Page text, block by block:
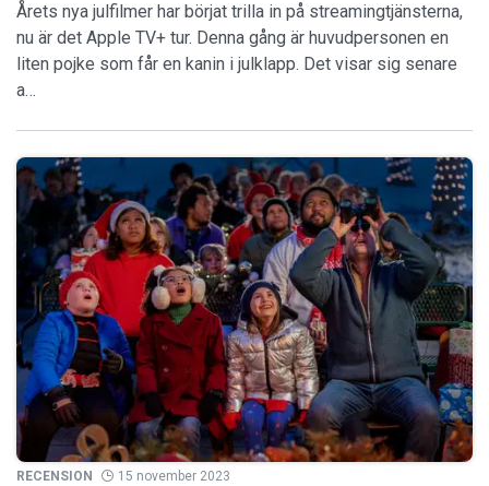
Årets nya julfilmer har börjat trilla in på streamingtjänsterna,
nu är det Apple TV+ tur. Denna gång är huvudpersonen en
liten pojke som får en kanin i julklapp. Det visar sig senare
a…
RECENSION 15 november 2023